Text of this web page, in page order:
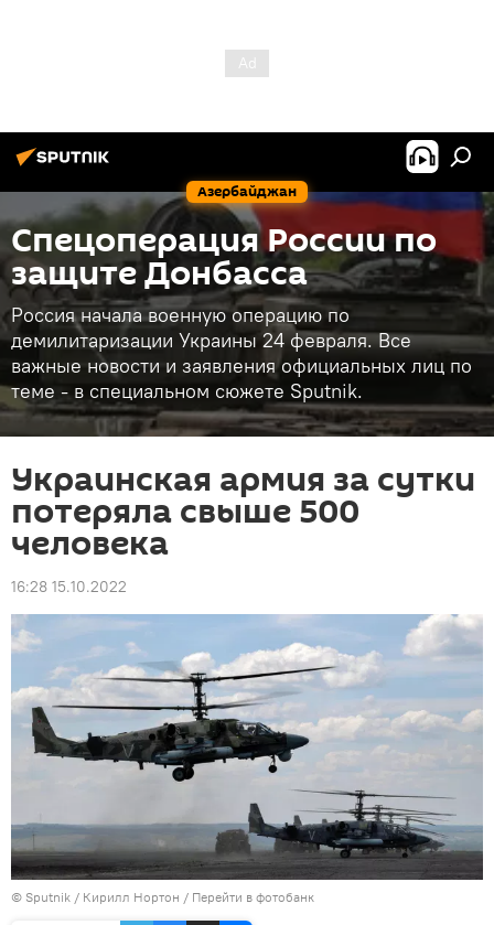
Азербайджан
Спецоперация России по
защите Донбасса
Россия начала военную операцию по
демилитаризации Украины 24 февраля. Все
важные новости и заявления официальных лиц по
теме - в специальном сюжете Sputnik.
Украинская армия за сутки
потеряла свыше 500
человека
16:28 15.10.2022
© Sputnik / Кирилл Нортон / Перейти в фотобанк